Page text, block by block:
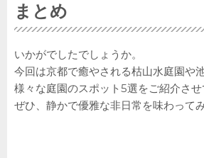
まとめ
いかがでしたでしょうか。
今回は京都で癒やされる枯山水庭園や
様々な庭園のスポット5選をご紹介させ
ぜひ、静かで優雅な非日常を味わって